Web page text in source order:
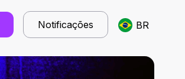
Notificações BR